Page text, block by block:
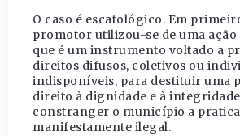
O caso é escatológico. Em
promotor utilizou-se de uma
que é um instrumento voltado a
direitos difusos, coletivos ou
indisponíveis, para destituir uma
direito à dignidade e à
constranger o município a
manifestamente ilegal.